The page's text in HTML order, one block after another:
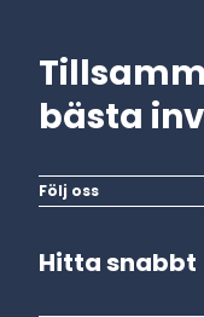
bästa
Följ oss
Hitta snabbt